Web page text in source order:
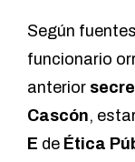
Según
funcionario
anterior
Cascón,
E de Ética